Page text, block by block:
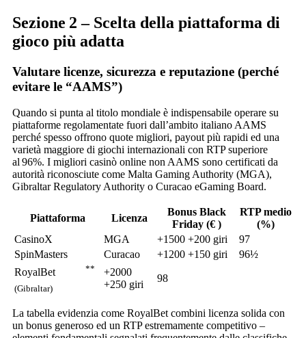
Sezione 2 – Scelta della piattaforma di
gioco più adatta
Valutare licenze, sicurezza e reputazione (perché
evitare le “AAMS”)
Quando si punta al titolo mondiale è indispensabile operare su
piattaforme regolamentate fuori dall’ambito italiano AAMS
perché spesso offrono quote migliori, payout più rapidi ed una
varietà maggiore di giochi internazionali con RTP superiore
al 96%. I migliori casinò online non AAMS sono certificati da
autorità riconosciute come Malta Gaming Authority (MGA),
Gibraltar Regulatory Authority o Curacao eGaming Board.
Piattaforma Licenza
Bonus Black
Friday (€ )
RTP medio
(%)
CasinoX
MGA +1500 +200 giri
97
SpinMasters
Curacao +1200 +150 giri
96½
RoyalBet **
(Gibraltar)
+2000
+250 giri
98
La tabella evidenzia come RoyalBet combini licenza solida con
un bonus generoso ed un RTP estremamente competitivo –